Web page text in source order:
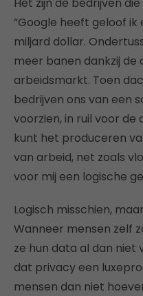
Het zijn de bedrijven
“Google heeft geloof
miljard dollar.
meer banen dankzij
arbeidsmarkt. Toen
bedrijven ons van een
voorzien, in ruil voor
kunt het produceren
van arbeid, net zoals
voor mij een logische
Logisch misschien,
Wanneer mensen zelf
ze hun data al dan niet
dat privacy een
mensen dan niet